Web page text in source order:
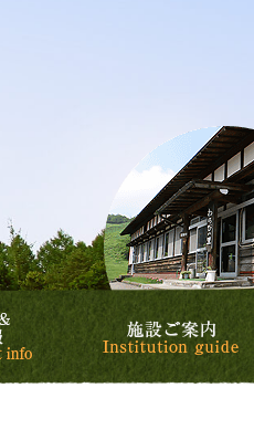
スケジュール&イベント
ントリークラブ